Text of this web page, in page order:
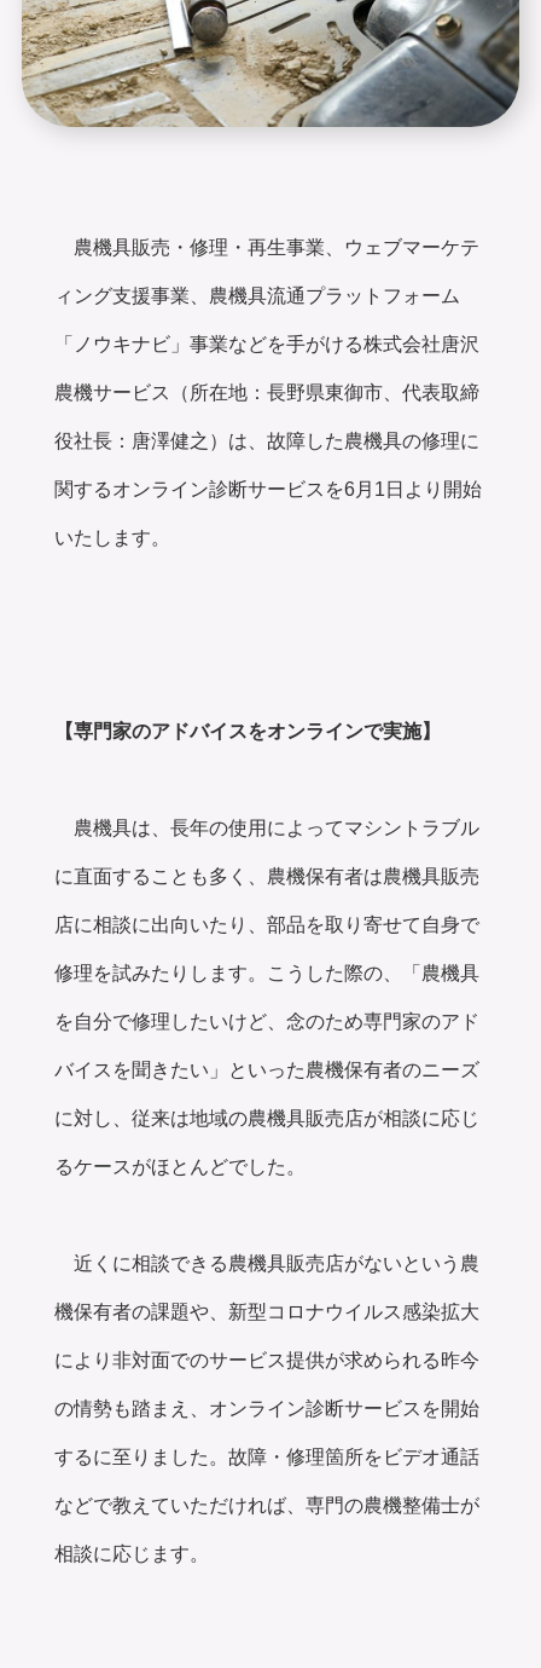
農機具販売・修理・再生事業、ウェブマーケテ
ィング支援事業、農機具流通プラットフォーム
「ノウキナビ」事業などを手がける株式会社唐沢
農機サービス（所在地：長野県東御市、代表取締
役社長：唐澤健之）は、故障した農機具の修理に
関するオンライン診断サービスを6月1日より開始
いたします。
【専門家のアドバイスをオンラインで実施】
農機具は、長年の使用によってマシントラブル
に直面することも多く、農機保有者は農機具販売
店に相談に出向いたり、部品を取り寄せて自身で
修理を試みたりします。こうした際の、「農機具
を自分で修理したいけど、念のため専門家のアド
バイスを聞きたい」といった農機保有者のニーズ
に対し、従来は地域の農機具販売店が相談に応じ
るケースがほとんどでした。
近くに相談できる農機具販売店がないという農
機保有者の課題や、新型コロナウイルス感染拡大
により非対面でのサービス提供が求められる昨今
の情勢も踏まえ、オンライン診断サービスを開始
するに至りました。故障・修理箇所をビデオ通話
などで教えていただければ、専門の農機整備士が
相談に応じます。